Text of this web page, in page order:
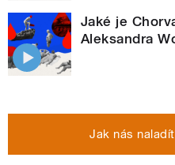
Jaké je
Aleksandra
Jak nás